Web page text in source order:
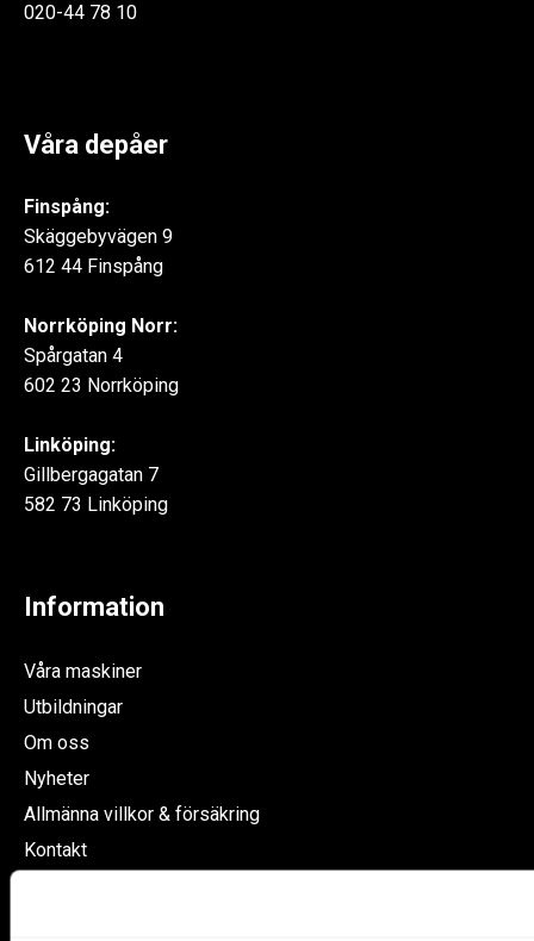
020-44 78 10
Våra depåer
Finspång:
Skäggebyvägen 9
612 44 Finspång
Norrköping Norr:
Spårgatan 4
602 23 Norrköping
Linköping:
Gillbergagatan 7
582 73 Linköping
Information
Våra maskiner
Utbildningar
Om oss
Nyheter
Allmänna villkor & försäkring
Kontakt